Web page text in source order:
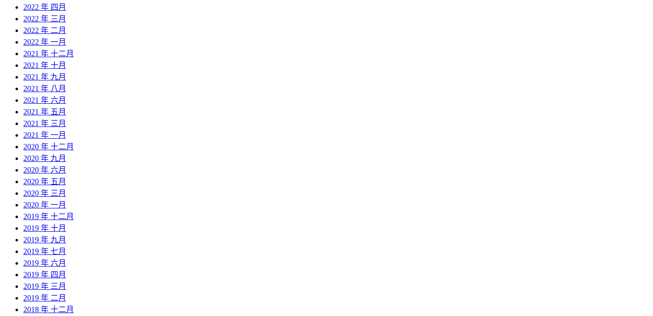
2022 年 四月
2022 年 三月
2022 年 二月
2022 年 一月
2021 年 十二月
2021 年 十月
2021 年 九月
2021 年 八月
2021 年 六月
2021 年 五月
2021 年 三月
2021 年 一月
2020 年 十二月
2020 年 九月
2020 年 六月
2020 年 五月
2020 年 三月
2020 年 一月
2019 年 十二月
2019 年 十月
2019 年 九月
2019 年 七月
2019 年 六月
2019 年 四月
2019 年 三月
2019 年 二月
2018 年 十二月